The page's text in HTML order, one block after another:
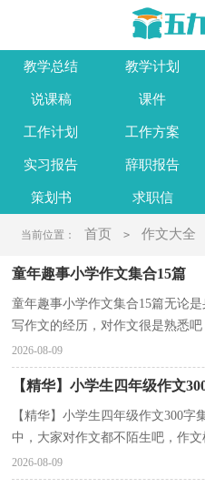
教学总结 教学计划
说课稿 课件
工作计划 工作方案
实习报告 辞职报告
策划书 求职信
当前位置： 首页 > 作文大全
童年趣事小学作文集合15篇
童年趣事小学作文集合15篇无论
写作文的经历，对作文很是熟悉
为限时作文和非限时作文。还是对
2026-08-09
【精华】小学生四年级作文
【精华】小学生四年级作文300
中，大家对作文都不陌生吧，作
作文和非限时作文。还是对作文一
2026-08-09